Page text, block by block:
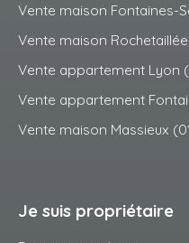
Vente maison Fontaines-
Vente maison
Vente appartement Lyon
Vente appartement
Vente maison Massieux
Je suis propriétaire